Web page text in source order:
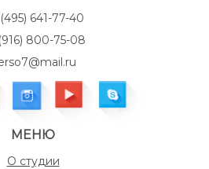
641-77-40
800-75-08
МЕНЮ
О студии